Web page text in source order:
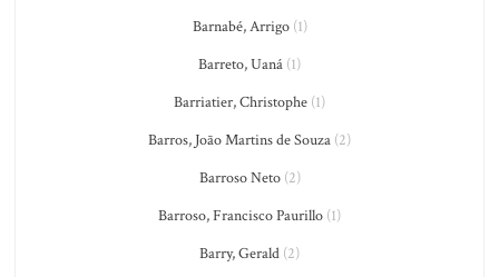
Barnabé, Arrigo(1)
Barreto, Uaná (1)
Barriatier, Christophe (1)
Barros, João Martins de Souza (2)
Barroso Neto(2)
Barroso, Francisco Paurillo (1)
Barry, Gerald (2)